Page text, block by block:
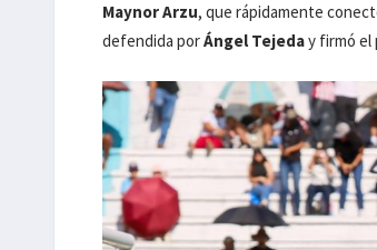
Maynor Arzu, que rápidamente
defendida porÁngel Tejeday firmó el